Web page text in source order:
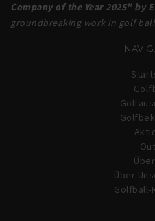
Company of the Year 2025" by
groundbreaking work in golf
Über
Golfball-